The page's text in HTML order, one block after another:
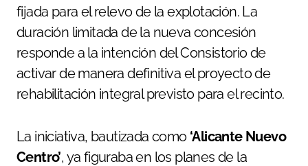
fijada para el relevo de la explotación. La
duración limitada de la nueva concesión
responde a la intención del Consistorio de
activar de manera definitiva el proyecto de
rehabilitación integral previsto para el recinto.
La iniciativa, bautizada como ‘Alicante Nuevo
Centro’, ya figuraba en los planes de la